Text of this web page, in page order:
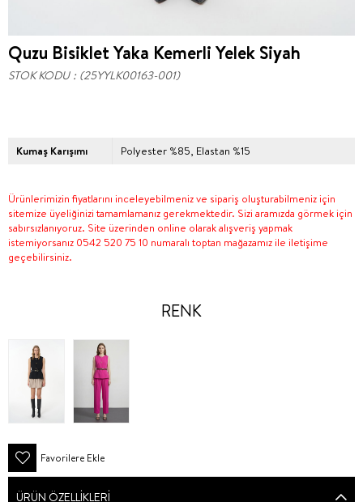
Quzu Bisiklet Yaka Kemerli Yelek Siyah
STOK KODU (25YYLK00163-001)
Kumaş Karışımı Polyester %85, Elastan %15
Ürünlerimizin fiyatlarını inceleyebilmeniz ve sipariş oluşturabilmeniz için
sitemize üyeliğinizi tamamlamanız gerekmektedir. Sizi aramızda görmek için
sabırsızlanıyoruz. Site üzerinden online olarak alışveriş yapmak
istemiyorsanız 0542 520 75 10 numaralı toptan mağazamız ile iletişime
geçebilirsiniz.
RENK
Favorilere Ekle
ÜRÜN ÖZELLIKLERI